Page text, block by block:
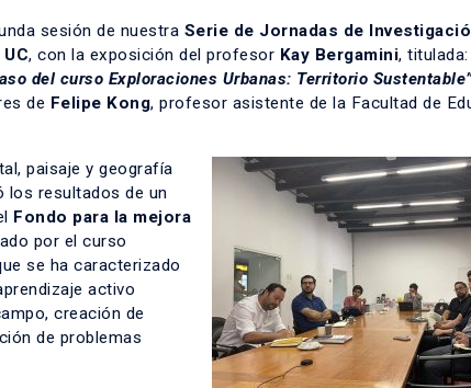
sesión de nuestra Serie de Jornadas de
, con la exposición del profesor Kay Bergamini, titulada:
del curso Exploraciones Urbanas: Territorio
de Felipe Kong, profesor asistente de la Facultad de
paisaje y geografía
los resultados de un
Fondo para la mejora
por el curso
se ha caracterizado
activo
creación de
de problemas